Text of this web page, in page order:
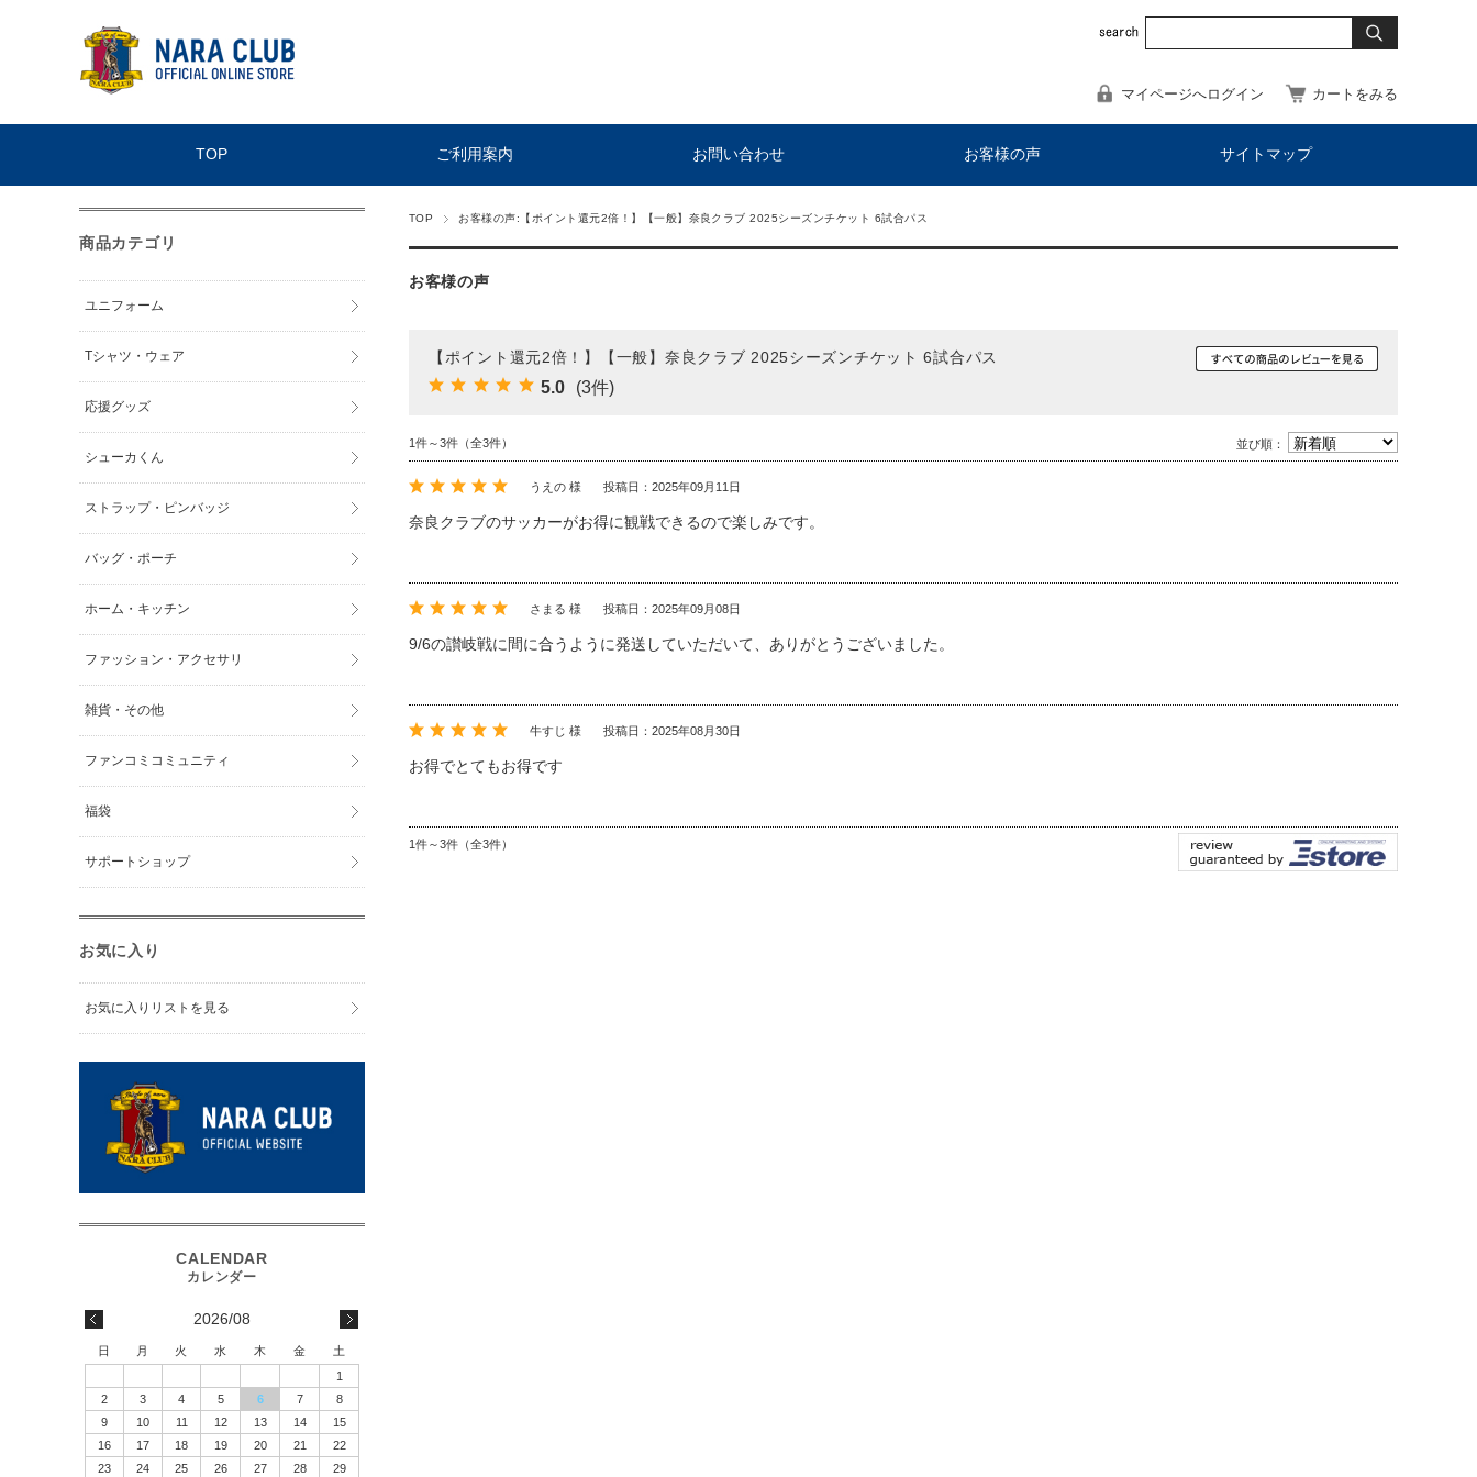
マイページへログイン カートをみる
TOP ご利用案内 お問い合わせ お客様の声 サイトマップ
TOP お客様の声:【ポイント還元2倍！】【一般】奈良クラブ 2025シーズンチケット 6試合パス
お客様の声
【ポイント還元2倍！】【一般】奈良クラブ 2025シーズンチケット 6試合パス
5.0 (3件)
1件～3件（全3件） 並び順：
うえの 様 投稿日：2025年09月11日
奈良クラブのサッカーがお得に観戦できるので楽しみです。
さまる 様 投稿日：2025年09月08日
9/6の讃岐戦に間に合うように発送していただいて、ありがとうございました。
牛すじ 様 投稿日：2025年08月30日
お得でとてもお得です
1件～3件（全3件）
商品カテゴリ
ユニフォーム
Tシャツ・ウェア
応援グッズ
シューカくん
ストラップ・ピンバッジ
バッグ・ポーチ
ホーム・キッチン
ファッション・アクセサリ
雑貨・その他
ファンコミコミュニティ
福袋
サポートショップ
お気に入り
お気に入りリストを見る
2026/08
日 月 火 水 木 金
土
1
2
3 4 5 6 7
8
9
10 11 12 13 14
15
16
17 18 19 20 21
22
23
24 25 26 27 28 29